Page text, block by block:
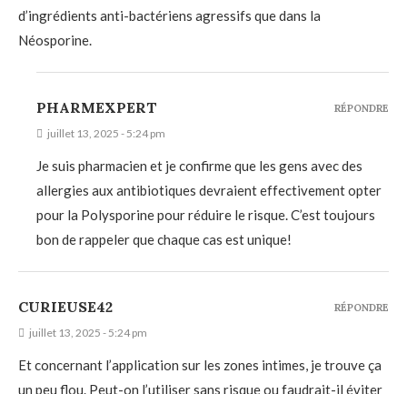
d’ingrédients anti-bactériens agressifs que dans la
Néosporine.
PHARMEXPERT
juillet 13, 2025 - 5:24 pm
Je suis pharmacien et je confirme que les gens avec des
allergies aux antibiotiques devraient effectivement opter
pour la Polysporine pour réduire le risque. C’est toujours
bon de rappeler que chaque cas est unique!
RÉPONDRE
CURIEUSE42
juillet 13, 2025 - 5:24 pm
Et concernant l’application sur les zones intimes, je trouve ça
un peu flou. Peut-on l’utiliser sans risque ou faudrait-il éviter
RÉPONDRE